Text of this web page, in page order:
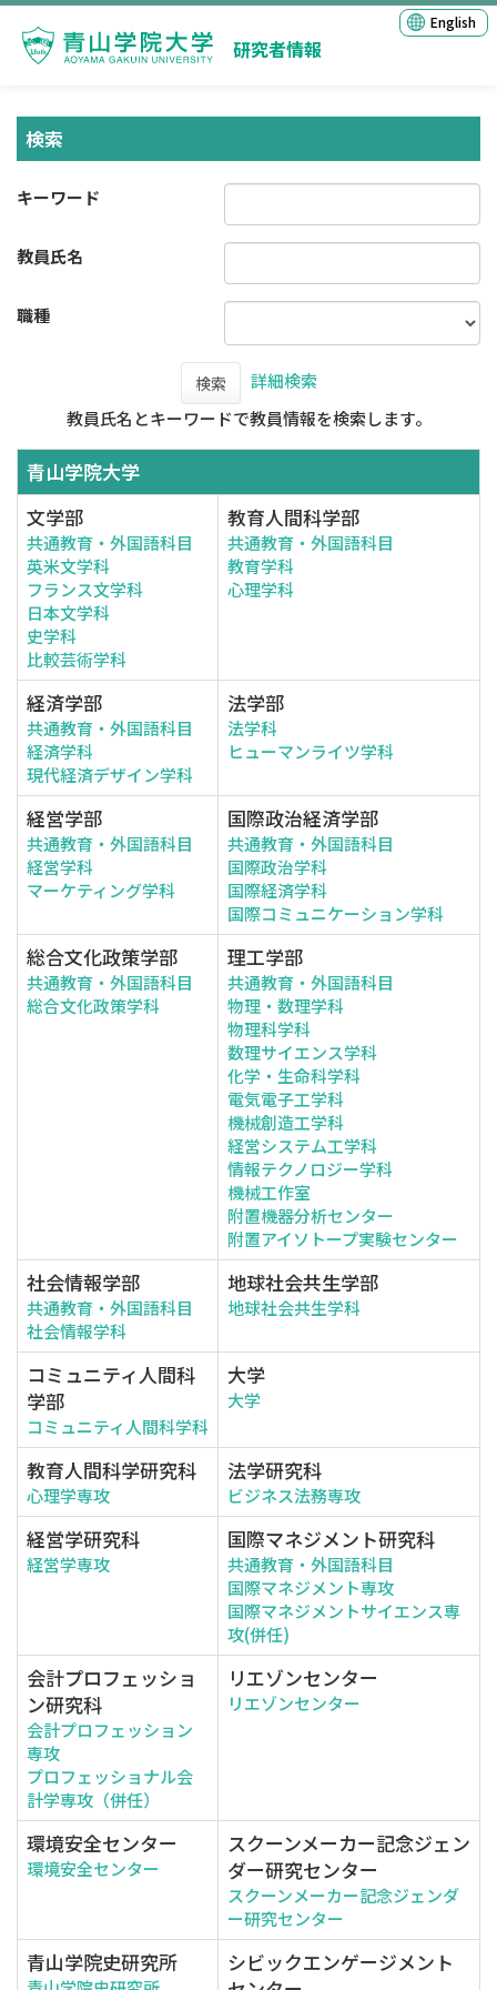
研究者情報
English
検索
キーワード
教員氏名
職種
検索
詳細検索
教員氏名とキーワードで教員情報を検索します。
青山学院大学
文学部
共通教育・外国語科目
英米文学科
フランス文学科
日本文学科
史学科
比較芸術学科
教育人間科学部
共通教育・外国語科目
教育学科
心理学科
経済学部
共通教育・外国語科目
経済学科
現代経済デザイン学科
法学部
法学科
ヒューマンライツ学科
経営学部
共通教育・外国語科目
経営学科
マーケティング学科
国際政治経済学部
共通教育・外国語科目
国際政治学科
国際経済学科
国際コミュニケーション学科
総合文化政策学部
共通教育・外国語科目
総合文化政策学科
理工学部
共通教育・外国語科目
物理・数理学科
物理科学科
数理サイエンス学科
化学・生命科学科
電気電子工学科
機械創造工学科
経営システム工学科
情報テクノロジー学科
機械工作室
附置機器分析センター
附置アイソトープ実験センター
社会情報学部
共通教育・外国語科目
社会情報学科
地球社会共生学部
地球社会共生学科
コミュニティ人間科
学部
コミュニティ人間科学科
大学
大学
教育人間科学研究科
心理学専攻
法学研究科
ビジネス法務専攻
経営学研究科
経営学専攻
国際マネジメント研究科
共通教育・外国語科目
国際マネジメント専攻
国際マネジメントサイエンス専
攻(併任)
会計プロフェッショ
ン研究科
会計プロフェッション
専攻
プロフェッショナル会
計学専攻（併任）
リエゾンセンター
リエゾンセンター
環境安全センター
環境安全センター
スクーンメーカー記念ジェン
ダー研究センター
スクーンメーカー記念ジェンダ
ー研究センター
青山学院史研究所
シビックエンゲージメント